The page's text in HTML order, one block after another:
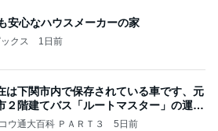
安心なハウスメーカーの家
クス 1日前
下関市内で保存されている車です、元
２階建てバス「ルートマスター」の運行
ウ通大百科 ＰＡＲＴ３ 5日前